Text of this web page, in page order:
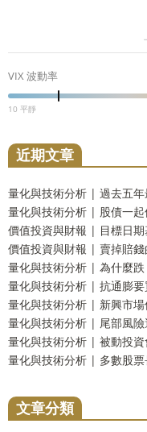
VIX 波動率
10 平靜
近期文章
文章分類